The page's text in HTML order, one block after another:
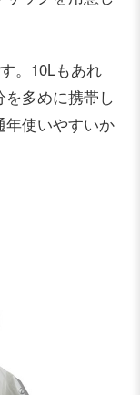
。10Lもあれ
多めに携帯し
年使いやすいか